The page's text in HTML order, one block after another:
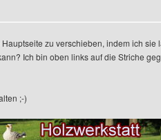
zu verschieben, indem ich
Ich bin oben links auf die Striche
;-)